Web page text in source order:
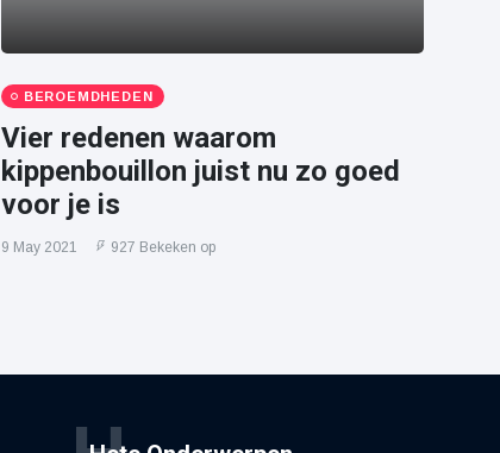
BEROEMDHEDEN
Vier redenen waarom
kippenbouillon juist nu zo goed
voor je is
9 May 2021 927 Bekeken op